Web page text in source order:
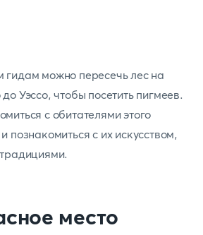
гидам можно пересечь лес на
Уэссо, чтобы посетить пигмеев.
с обитателями этого
и познакомиться с их искусством,
место